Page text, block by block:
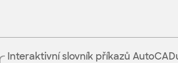
Interaktivní slovník příkazů